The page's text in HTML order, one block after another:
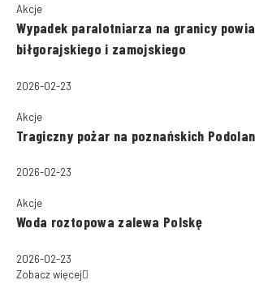
Akcje
Wypadek paralotniarza na granicy
biłgorajskiego i zamojskiego
2026-02-23
Akcje
Tragiczny pożar na poznańskich
2026-02-23
Akcje
Woda roztopowa zalewa Polskę
2026-02-23
Zobacz więcej